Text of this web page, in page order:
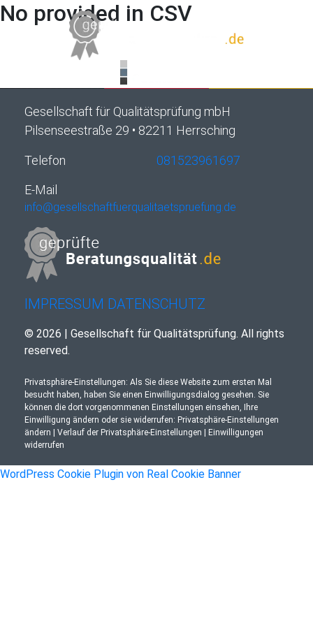
No provided in CSV
Gesellschaft für Qualitätsprüfung mbH
Pilsenseestraße 29 • 82211 Herrsching
Telefon
081523961697
E-Mail
info@gesellschaftfuerqualitaetspruefung.de
IMPRESSUM DATENSCHUTZ
© 2026 | Gesellschaft für Qualitätsprüfung. All rights
reserved.
Privatsphäre-Einstellungen: Als Sie diese Website zum ersten Mal
besucht haben, haben Sie einen Einwilligungsdialog gesehen. Sie
können die dort vorgenommenen Einstellungen einsehen, Ihre
Einwilligung ändern oder sie widerrufen: Privatsphäre-Einstellungen
ändern
Verlauf der Privatsphäre-Einstellungen
Einwilligungen
widerrufen
WordPress Cookie Plugin von Real Cookie Banner